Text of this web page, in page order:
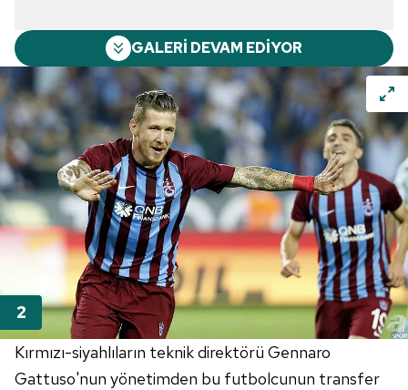
GALERİ DEVAM EDİYOR
Kırmızı-siyahlıların teknik direktörü Gennaro
Gattuso'nun yönetimden bu futbolcunun transfer